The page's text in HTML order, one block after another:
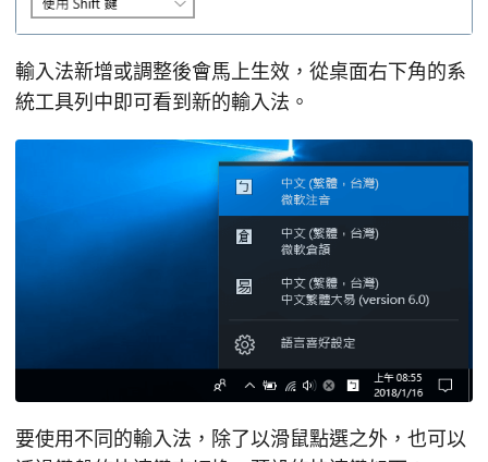
輸入法新增或調整後會馬上生效，從桌面右下角的系
統工具列中即可看到新的輸入法。
要使用不同的輸入法，除了以滑鼠點選之外，也可以